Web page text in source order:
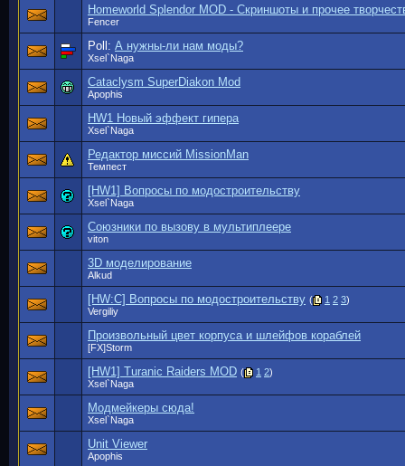
Homeworld Splendor MOD - Скриншоты и прочее
Fencer
Poll: А нужны-ли нам моды?
Xsel`Naga
Cataclysm SuperDiakon Mod
Apophis
HW1 Новый эффект гипера
Xsel`Naga
Редактор миссий MissionMan
Темпест
[HW1] Вопросы по модостроительству
Xsel`Naga
Союзники по вызову в мультиплеере
viton
3D моделирование
Alkud
[HW:C] Вопросы по модостроительству ( 1 2 3)
Vergiliy
Произвольный цвет корпуса и шлейфов кораблей
[FX]Storm
[HW1] Turanic Raiders MOD ( 1 2)
Xsel`Naga
Модмейкеры сюда!
Xsel`Naga
Unit Viewer
Apophis